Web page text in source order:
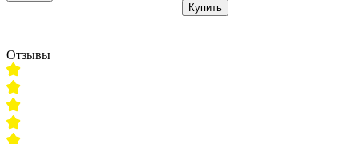
Купить
Отзывы